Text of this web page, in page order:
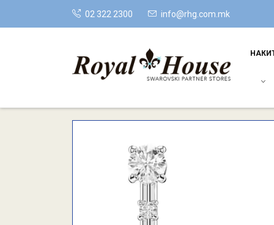
02 322 2300 info@rhg.com.mk